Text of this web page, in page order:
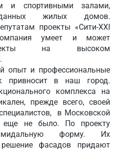
и спортивными залами,
жилых домов.
проекты «Сити-XXI
умеет и может
на высоком
и профессиональные
привносит в наш город.
комплекса на
прежде всего, своей
в Московской
еще не было. По проекту
форму. Их
фасадов придают